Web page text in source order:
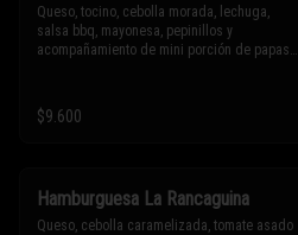
Queso, tocino, cebolla morada, lechuga,
salsa bbq, mayonesa, pepinillos y
acompañamiento de mini porción de papas
* Los ingredientes no son intercambiables.
Sólo puedes solicitar eliminar un
$9.600
Hamburguesa La Rancaguina
Queso, cebolla caramelizada, tomate asado